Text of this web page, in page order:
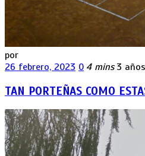
por
26 febrero, 2023 0 4 mins 3 años
TAN PORTEÑAS COMO